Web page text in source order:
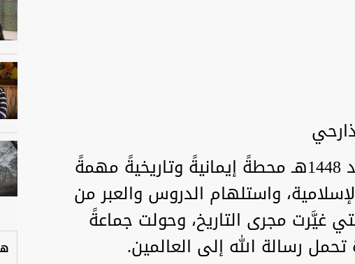
يمثل العام الهجري الجديد 1448هـ محطةً إيمانيةً وتاريخيةً مهمةً
واستلهام الدروس والعبر من
غيَّرت مجرى التاريخ، وحولت جماعةً
رسالة الله إلى العالمين.